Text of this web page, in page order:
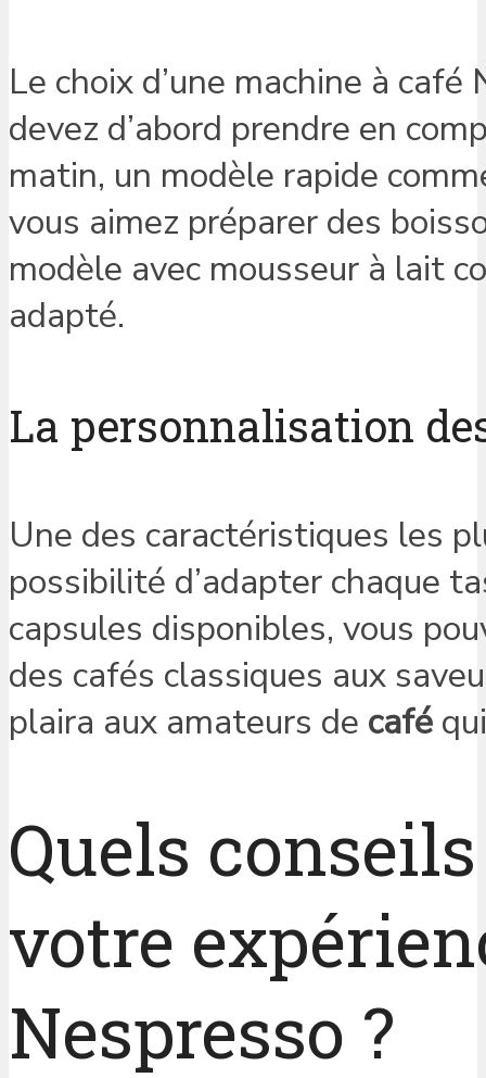
Le choix d’une machine à
devez d’abord prendre en
matin, un modèle rapide
vous aimez préparer des
modèle avec mousseur à lait
adapté.
La personnalisation
Une des caractéristiques les
possibilité d’adapter chaque
capsules disponibles, vous
des cafés classiques aux
plaira aux amateurs de café
Quels
votre
Nespresso ?